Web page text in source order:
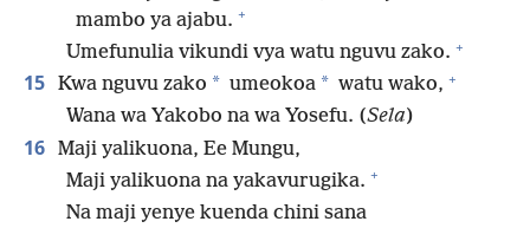
mambo ya ajabu. +
Umefunulia vikundi vya watu nguvu zako. +
15 Kwa nguvu zako * umeokoa * watu wako, +
Wana wa Yakobo na wa Yosefu. (Sela)
16 Maji yalikuona, Ee Mungu,
Maji yalikuona na yakavurugika. +
Na maji yenye kuenda chini sana